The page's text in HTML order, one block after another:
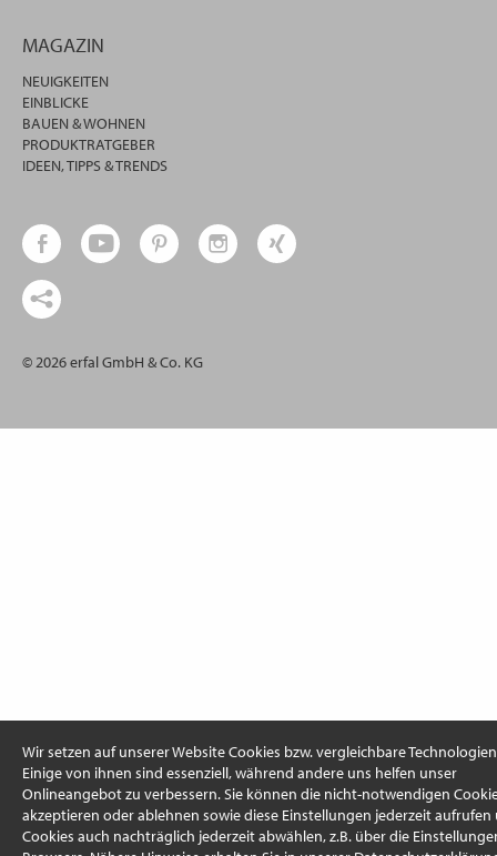
Wir setzen auf unserer Website Cookies bzw. vergleichbare
Einige von ihnen sind essenziell, während andere uns helfen unser
Onlineangebot zu verbessern. Sie können die nicht-notwendigen
akzeptieren oder ablehnen sowie diese Einstellungen jederzeit aufrufen
Cookies auch nachträglich jederzeit abwählen, z.B. über die
MAGAZIN
NEUIGKEITEN
EINBLICKE
BAUEN & WOHNEN
PRODUKTRATGEBER
IDEEN, TIPPS & TRENDS
© 2026 erfal GmbH & Co. KG